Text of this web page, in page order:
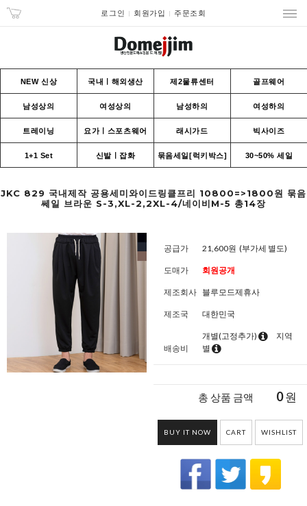
로그인 회원가입 주문조회
NEW 신상 국내ㅣ해외생산 제2물류센터 골프웨어
남성상의 여성상의 남성하의 여성하의
트레이닝 요가ㅣ스포츠웨어 래시가드 빅사이즈
1+1 Set 신발ㅣ잡화 묶음세일[럭키박스] 30~50% 세일
JKC 829 국내제작 공용세미와이드링클프리 10800=>1800원 묶음
쎄일 브라운 S-3,XL-2,2XL-4/네이비M-5 총14장
공급가 21,600원 (부가세 별도)
도매가 회원공개
제조회사 블루모드제휴사
제조국 대한민국
배송비
개별(고정추가)
지역
별
총 상품 금액 0원
BUY IT NOW CART WISHLIST